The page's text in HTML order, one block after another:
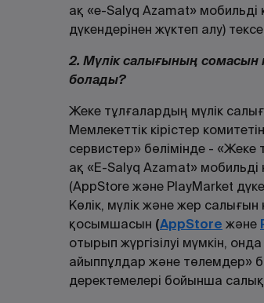
ақ «е-Salyq Azamat»
дүкендерінен жүктеп алу)
2. Мүлік салығының сомасын
болады?
Жеке тұлғалардың мүлік
Мемлекеттік кірістер
сервистер» бөлімінде -
ақ «E-Salyq Azamat»
(AppStore және PlayMarket
Көлік, мүлік және жер
қосымшасын (AppStore және
отырып жүргізілуі мүмкін,
айыппұлдар және төлемдер»
деректемелері бойынша